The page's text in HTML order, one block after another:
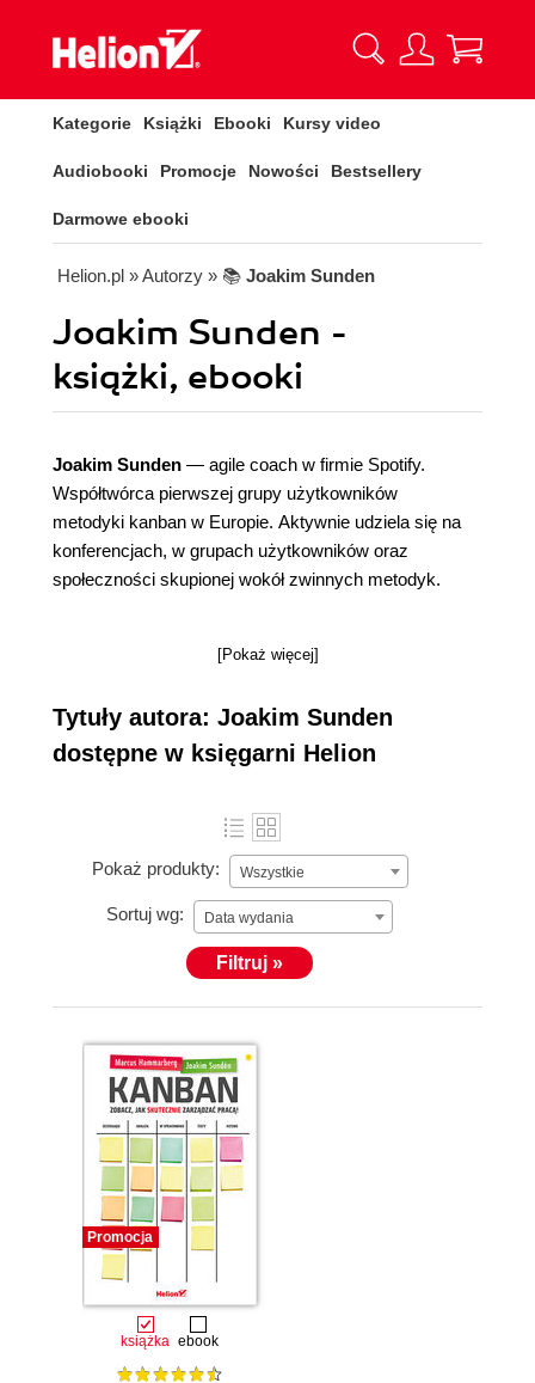
Kategorie Książki Ebooki Kursy video
Audiobooki Promocje Nowości Bestsellery
Darmowe ebooki
Helion.pl » Autorzy » 📚 Joakim Sunden
Joakim Sunden -
książki, ebooki
Joakim Sunden — agile coach w firmie Spotify.
Współtwórca pierwszej grupy użytkowników
metodyki kanban w Europie. Aktywnie udziela się na
konferencjach, w grupach użytkowników oraz
społeczności skupionej wokół zwinnych metodyk.
[Pokaż więcej]
Tytuły autora: Joakim Sunden
dostępne w księgarni Helion
Pokaż produkty: Wszystkie
Sortuj wg: Data wydania
Filtruj »
Promocja
książka ebook